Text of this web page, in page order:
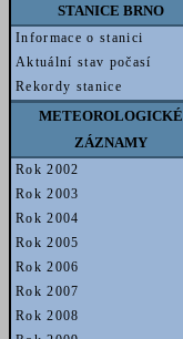
STANICE BRNO
Informace o stanici
Aktuální stav počasí
Rekordy stanice
METEOROLOGICKÉ
ZÁZNAMY
Rok 2002
Rok 2003
Rok 2004
Rok 2005
Rok 2006
Rok 2007
Rok 2008